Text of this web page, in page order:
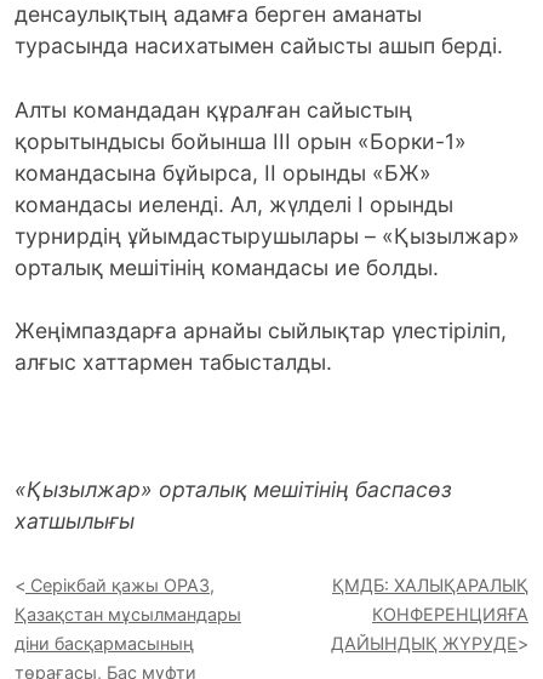
денсаулықтың адамға берген аманаты
турасында насихатымен сайысты ашып берді.
Алты командадан құралған сайыстың
қорытындысы бойынша ІІІ орын «Борки-1»
командасына бұйырса, ІІ орынды «БЖ»
командасы иеленді. Ал, жүлделі І орынды
турнирдің ұйымдастырушылары – «Қызылжар»
орталық мешітінің командасы ие болды.
Жеңімпаздарға арнайы сыйлықтар үлестіріліп,
алғыс хаттармен табысталды.
«Қызылжар» орталық мешітінің баспасөз
хатшылығы
Серікбай қажы ОРАЗ,
Қазақстан мұсылмандары
діни басқармасының
төрағасы, Бас мүфти
ҚМДБ: ХАЛЫҚАРАЛЫҚ
КОНФЕРЕНЦИЯҒА
ДАЙЫНДЫҚ ЖҮРУДЕ